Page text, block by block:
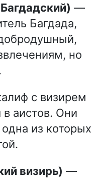
—
Багдада,
но
с визирем
аистов. Они
из которых
визирь) —